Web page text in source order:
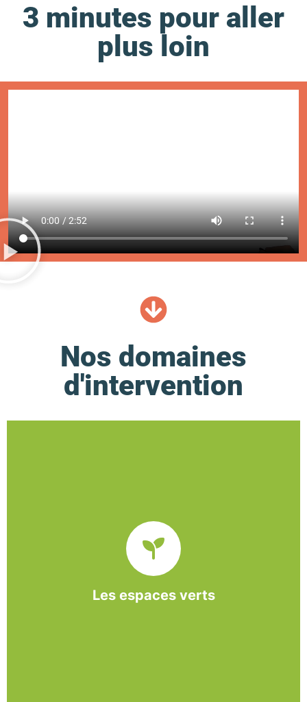
3 minutes pour aller
plus loin
Nos domaines
d'intervention
Les espaces verts
paysager, l’association BASE propose et réalise
des interventions à la demande des entreprises et
collectivités locales.